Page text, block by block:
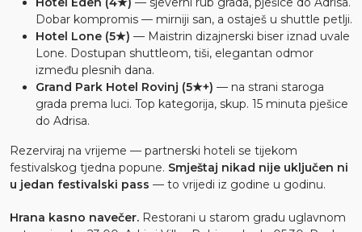
Dobar kompromis — mirniji san, a ostaješ u shuttle petlji.
Hotel Lone (5★) — Maistrin dizajnerski biser iznad uvale
Lone. Dostupan shuttleom, tiši, elegantan odmor
između plesnih dana.
Grand Park Hotel Rovinj (5★+) — na strani staroga
grada prema luci. Top kategorija, skup. 15 minuta pješice
do Adrisa.
Rezerviraj na vrijeme — partnerski hoteli se tijekom
festivalskog tjedna popune. Smještaj nikad nije uključen ni
u jedan festivalski pass — to vrijedi iz godine u godinu.
Hrana kasno navečer. Restorani u starom gradu uglavnom